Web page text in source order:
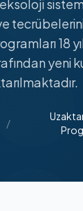
sistem
18
yeni
/